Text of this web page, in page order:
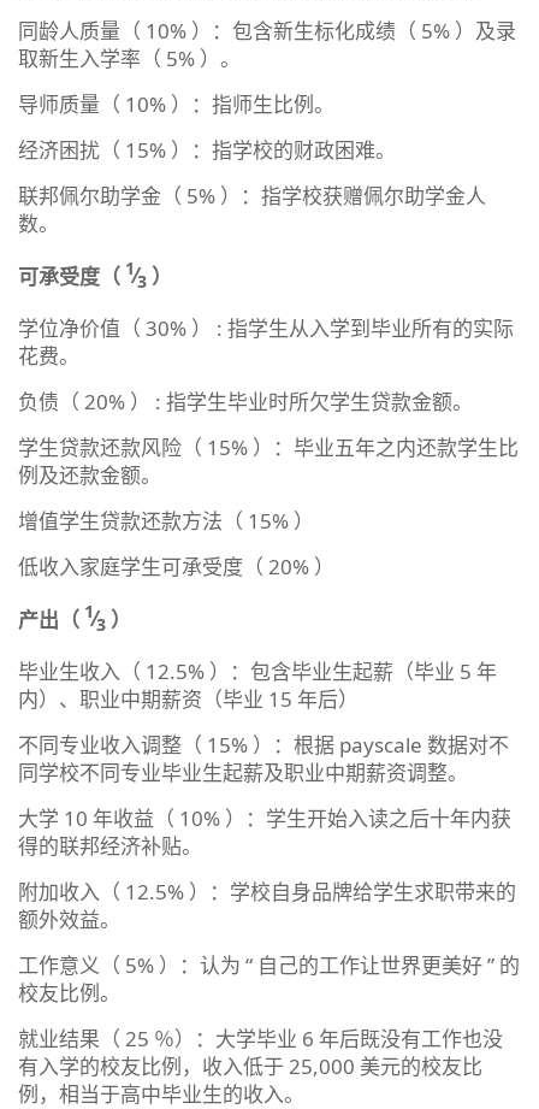
同龄人质量（ 10% ）：包含新生标化成绩（ 5% ）及录
取新生入学率（ 5% ）。
导师质量（ 10% ）：指师生比例。
经济困扰（ 15% ）：指学校的财政困难。
联邦佩尔助学金（ 5% ）：指学校获赠佩尔助学金人
数。
可承受度（ 1⁄3 ）
学位净价值（ 30% ） : 指学生从入学到毕业所有的实际
花费。
负债（ 20% ） : 指学生毕业时所欠学生贷款金额。
学生贷款还款风险（ 15% ）：毕业五年之内还款学生比
例及还款金额。
增值学生贷款还款方法（ 15% ）
低收入家庭学生可承受度（ 20% ）
产出（ 1⁄3 ）
毕业生收入（ 12.5% ）：包含毕业生起薪（毕业 5 年
内）、职业中期薪资（毕业 15 年后）
不同专业收入调整（ 15% ）：根据 payscale 数据对不
同学校不同专业毕业生起薪及职业中期薪资调整。
大学 10 年收益（ 10% ）：学生开始入读之后十年内获
得的联邦经济补贴。
附加收入（ 12.5% ）：学校自身品牌给学生求职带来的
额外效益。
工作意义（ 5% ）：认为 “ 自己的工作让世界更美好 ” 的
校友比例。
就业结果（ 25 ％）：大学毕业 6 年后既没有工作也没
有入学的校友比例，收入低于 25,000 美元的校友比
例，相当于高中毕业生的收入。